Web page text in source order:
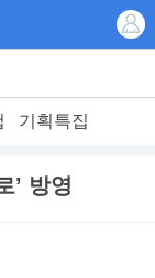
기획특집
’ 방영